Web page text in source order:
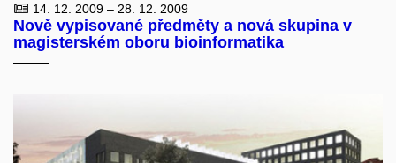
14. 12. 2009 – 28. 12. 2009
Nově vypisované předměty a nová skupina v
magisterském oboru bioinformatika